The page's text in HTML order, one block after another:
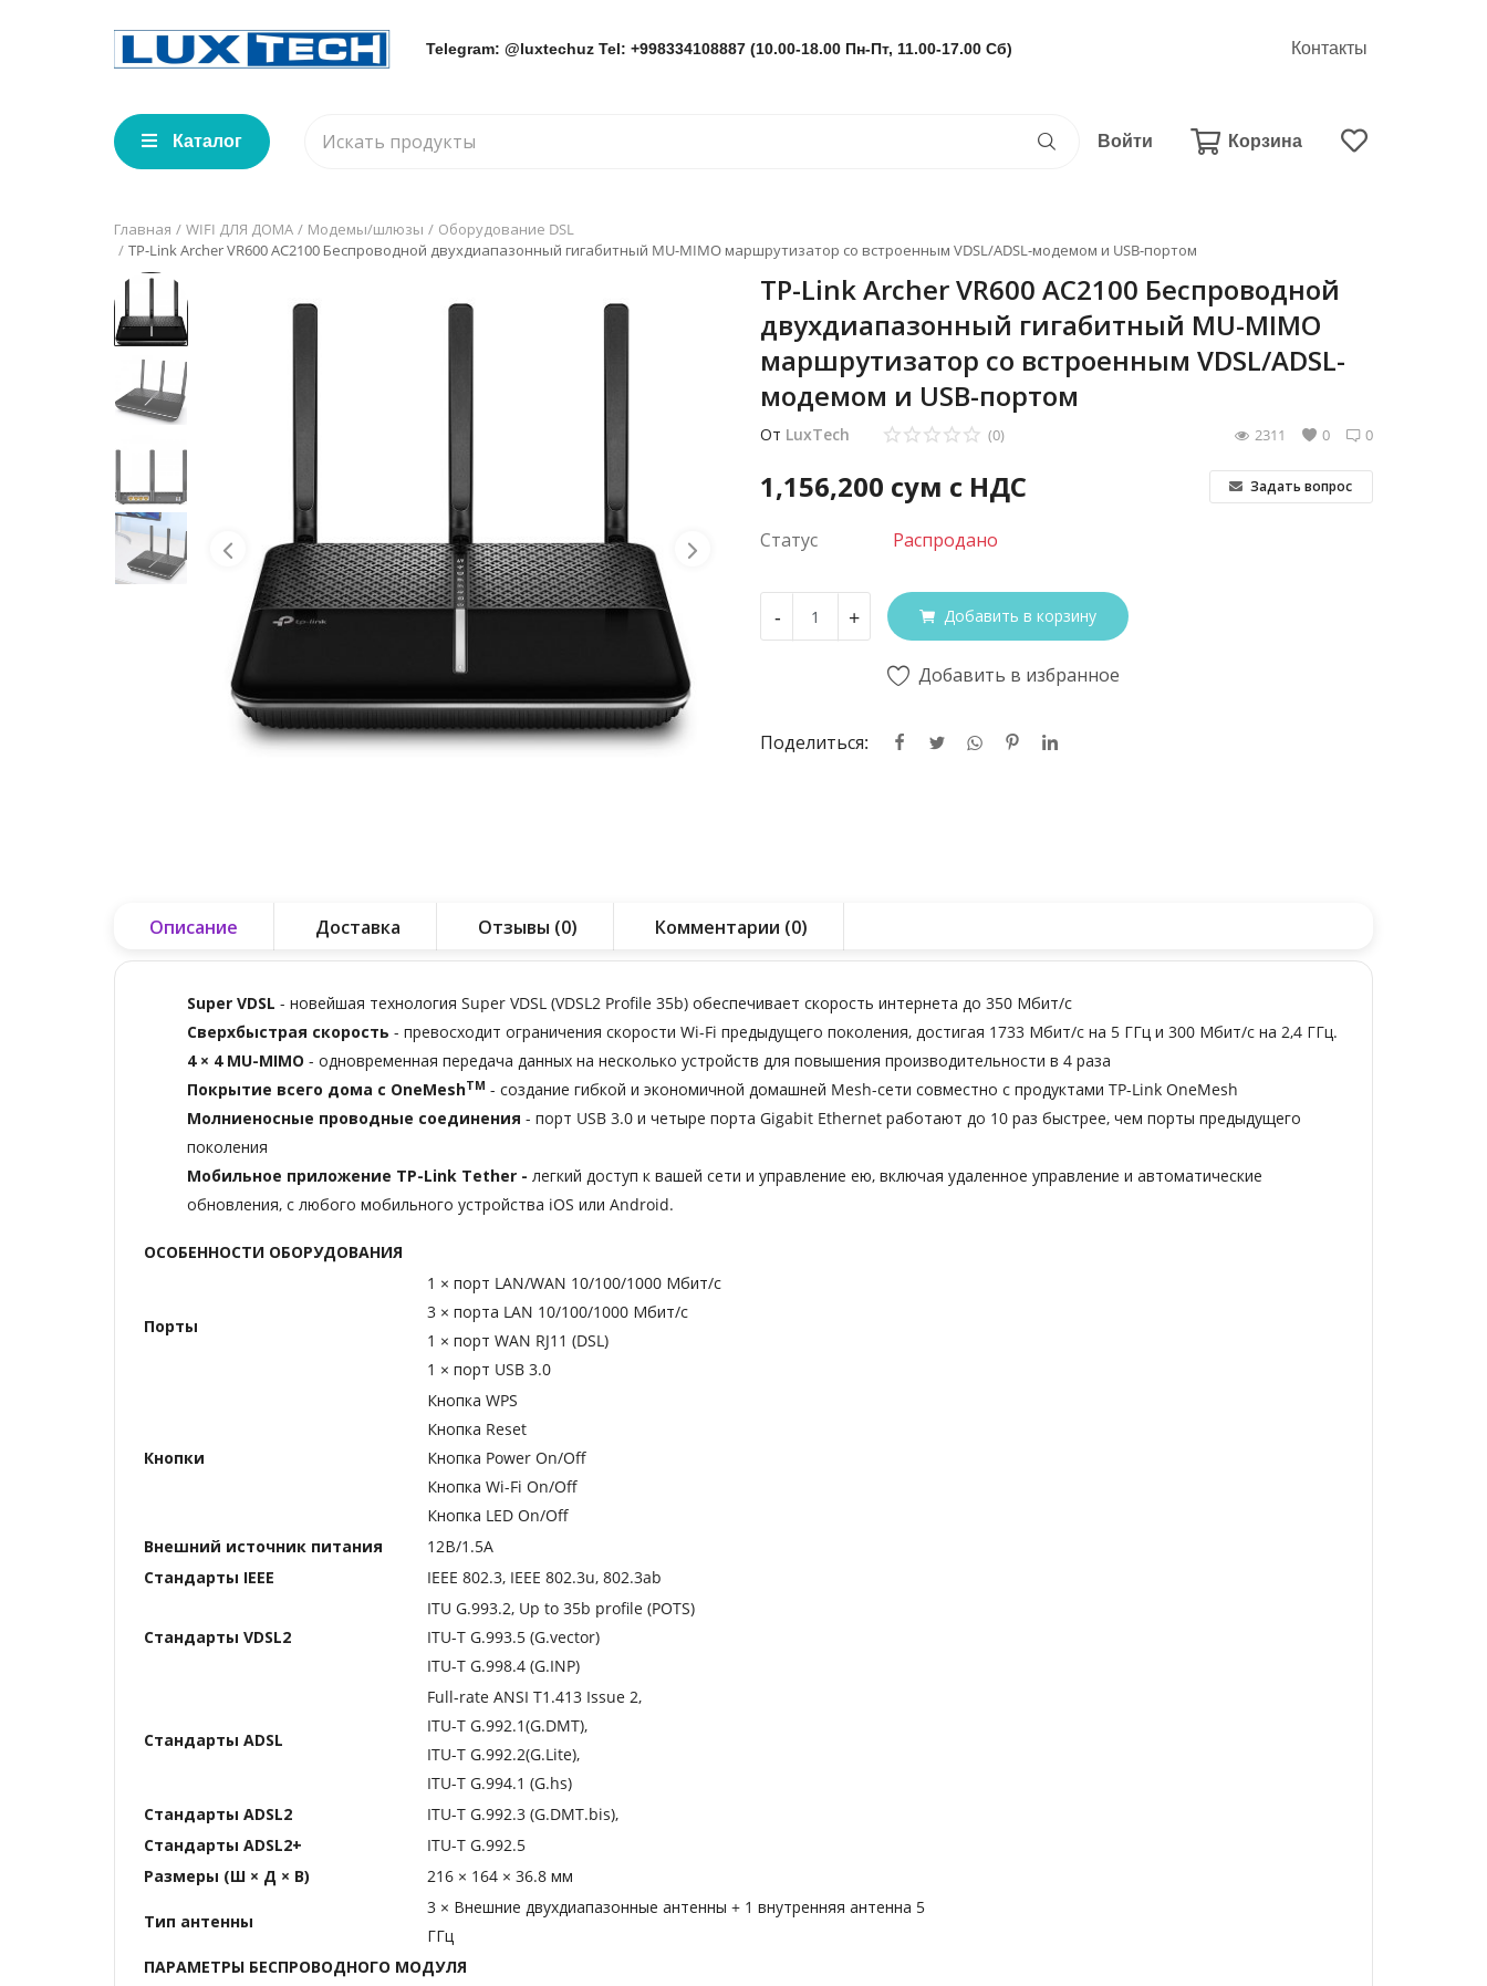
Telegram: @luxtechuz Tel: +998334108887 (10.00-18.00 Пн-Пт, 11.00-17.00 Сб) Контакты
Каталог Войти Корзина
Главная WIFI ДЛЯ ДОМА Модемы/шлюзы
Оборудование DSL
TP-Link Archer VR600 AC2100 Беспроводной двухдиапазонный гигабитный MU-MIMO маршрутизатор со встроенным VDSL/ADSL-модемом и USB-портом
TP-Link Archer VR600 AC2100 Беспроводной
двухдиапазонный гигабитный MU-MIMO
маршрутизатор со встроенным VDSL/ADSL-
модемом и USB-портом
От LuxTech 0
(0) 0
2311
1,156,200 сум с НДС Задать вопрос
Статус Распродано
- + Добавить в корзину
Добавить в избранное
Поделиться:
Описание Доставка Отзывы (0) Комментарии (0)
Super VDSL - новейшая технология Super VDSL (VDSL2 Profile 35b) обеспечивает скорость интернета до 350 Мбит/с
Сверхбыстрая скорость - превосходит ограничения скорости Wi-Fi предыдущего поколения, достигая 1733 Мбит/с на 5 ГГц и 300 Мбит/с на 2,4 ГГц.
4 × 4 MU-MIMO - одновременная передача данных на несколько устройств для повышения производительности в 4 раза
Покрытие всего дома с OneMeshTM - создание гибкой и экономичной домашней Mesh-сети совместно с продуктами TP-Link OneMesh
Молниеносные проводные соединения - порт USB 3.0 и четыре порта Gigabit Ethernet работают до 10 раз быстрее, чем порты предыдущего
поколения
Мобильное приложение TP-Link Tether - легкий доступ к вашей сети и управление ею, включая удаленное управление и автоматические
обновления, с любого мобильного устройства iOS или Android.
ОСОБЕННОСТИ ОБОРУДОВАНИЯ
Порты
1 × порт LAN/WAN 10/100/1000 Мбит/с
3 × порта LAN 10/100/1000 Мбит/с
1 × порт WAN RJ11 (DSL)
1 × порт USB 3.0
Кнопки
Кнопка WPS
Кнопка Reset
Кнопка Power On/Off
Кнопка Wi-Fi On/Off
Кнопка LED On/Off
Внешний источник питания
12В/1.5A
Стандарты IEEE
IEEE 802.3, IEEE 802.3u, 802.3ab
Стандарты VDSL2
ITU G.993.2, Up to 35b profile (POTS)
ITU-T G.993.5 (G.vector)
ITU-T G.998.4 (G.INP)
Стандарты ADSL
Full-rate ANSI T1.413 Issue 2,
ITU-T G.992.1(G.DMT),
ITU-T G.992.2(G.Lite),
ITU-T G.994.1 (G.hs)
Стандарты ADSL2
ITU-T G.992.3 (G.DMT.bis),
Стандарты ADSL2+
ITU-T G.992.5
Размеры (Ш × Д × В)
216 × 164 × 36.8 мм
Тип антенны
3 × Внешние двухдиапазонные антенны + 1 внутренняя антенна 5
ГГц
ПАРАМЕТРЫ БЕСПРОВОДНОГО МОДУЛЯ